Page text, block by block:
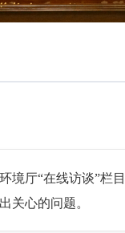
境厅“在线访谈”
关心的问题。